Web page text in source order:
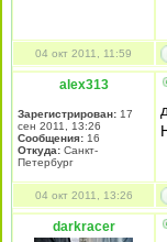
04 окт 2011, 11:59
alex313
Зарегистрирован: 17
сен 2011, 13:26
Сообщения: 16
Откуда: Санкт-
Петербург
04 окт 2011, 13:26
darkracer